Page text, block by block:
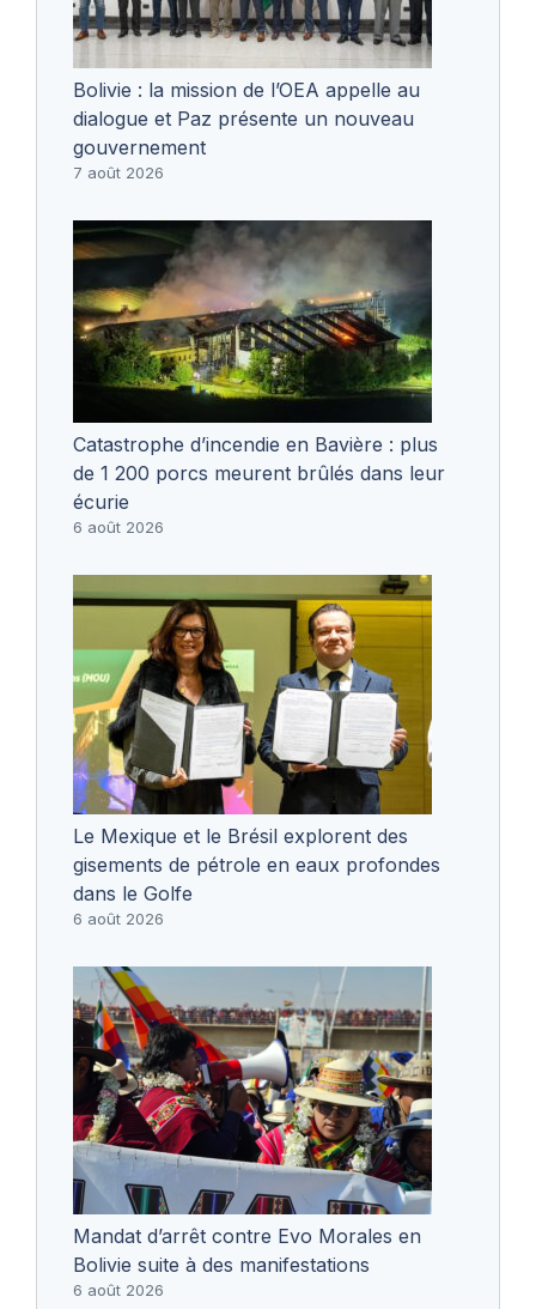
Bolivie : la mission de l’OEA appelle au
dialogue et Paz présente un nouveau
gouvernement
7 août 2026
Catastrophe d’incendie en Bavière : plus
de 1 200 porcs meurent brûlés dans leur
écurie
6 août 2026
Le Mexique et le Brésil explorent des
gisements de pétrole en eaux profondes
dans le Golfe
6 août 2026
Mandat d’arrêt contre Evo Morales en
Bolivie suite à des manifestations
6 août 2026